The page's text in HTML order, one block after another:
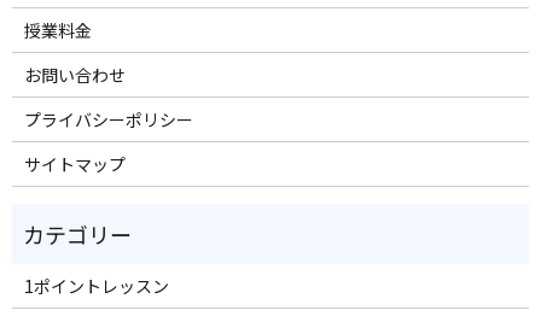
授業料金
お問い合わせ
プライバシーポリシー
サイトマップ
1ポイントレッスン